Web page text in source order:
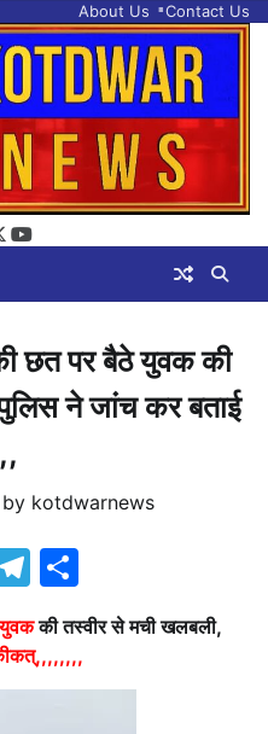
About Us Contact Us
youtube
छत पर बैठे युवक की
ने जांच कर बताई
by kotdwarnews
Telegram
की तस्वीर से मची खलबली,